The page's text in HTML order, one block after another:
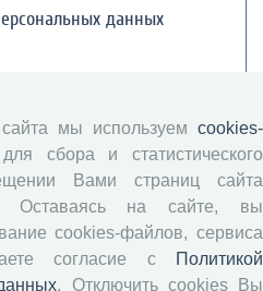
данных
мы используем cookies-
сбора и статистического
Вами страниц сайта
Оставаясь на сайте, вы
cookies-файлов, сервиса
согласие с
Политикой
. Отключить cookies Вы